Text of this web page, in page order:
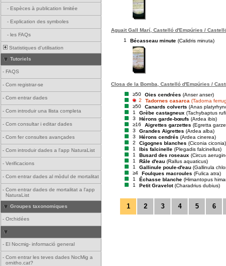
- Espèces à publication limitée
- Explication des symboles
- les FAQs
Statistiques d'utilisation
Tutoriels
- FAQS
- Com registrar-se
- Com entrar dades
- Com introduir una llista completa
- Com consultar i editar dades
- Com fer consultes avançades
- Com introduir dades a l'app NaturaList
- Verificacions
- Com entrar dades al mòdul de mortalitat
- Com entrar dades de mortalitat a l'app
NaturaList
Groupes taxonomiques
- Orchidées
- El Nocmig- informació general
- Com entrar les teves dades NocMig a
ornitho.cat?
Aguait Gall Marí, Castelló d'Empúries /
1
Bécasseau minute (Calidris minuta)
Closa de la Bomba, Castelló d'Empúries /
≥50
Oies cendrées (Anser anser)
2
Tadornes casarca (Tadorna
≥50
Canards colverts (Anas
1
Grèbe castagneux (Tachybaptus
3
Hérons garde-bœufs (Ardea ibis)
≥16
Aigrettes garzettes (Egretta
3
Grandes Aigrettes (Ardea alba)
3
Hérons cendrés (Ardea cinerea)
2
Cigognes blanches (Ciconia ciconia)
1
Ibis falcinelle (Plegadis falcinellus)
1
Busard des roseaux (Circus
1
Râle d'eau (Rallus aquaticus)
1
Gallinule poule-d'eau (Gallinula
≥4
Foulques macroules (Fulica atra)
1
Échasse blanche (Himantopus
1
Petit Gravelot (Charadrius dubius)
1 2 3 4 5 6